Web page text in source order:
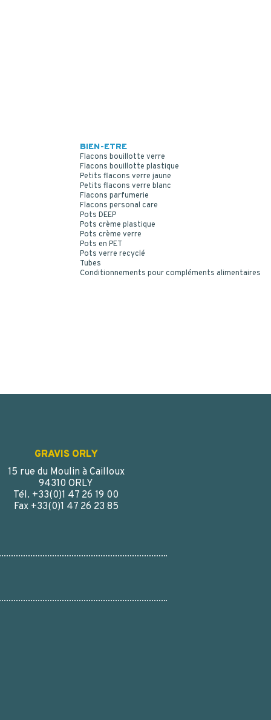
BIEN-ETRE
Flacons bouillotte verre
Flacons bouillotte plastique
Petits flacons verre jaune
Petits flacons verre blanc
Flacons parfumerie
Flacons personal care
Pots DEEP
Pots crème plastique
Pots crème verre
Pots en PET
Pots verre recyclé
Tubes
Conditionnements pour compléments alimentaires
GRAVIS ORLY
15 rue du Moulin à Cailloux
94310 ORLY
Tél. +33(0)1 47 26 19 00
Fax +33(0)1 47 26 23 85